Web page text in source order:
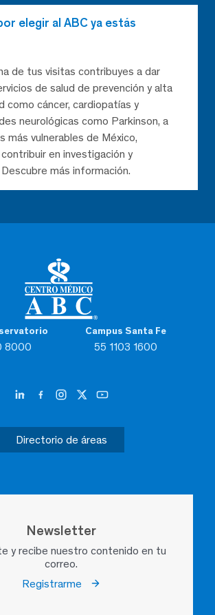
8000
Campus Santa Fe
55 1103 1600
Directorio de áreas
Newsletter
y recibe nuestro contenido en tu
correo.
Registrarme
elegir al ABC ya estás
de tus visitas contribuyes a dar
de salud de prevención y alta
como cáncer, cardiopatías y
neurológicas como Parkinson, a
más vulnerables de México,
en investigación y
más información.